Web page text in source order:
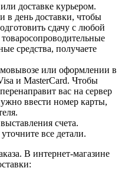
доставке курьером.
в день доставки, чтобы
сдачу с любой
средства, получаете
или оформлении в
и MasterCard. Чтобы
вас на сервер
ввести номер карты,
счета.
все детали.
В интернет-магазине